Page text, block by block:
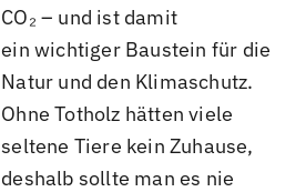
CO₂ – und ist damit
ein wichtiger Baustein für die
Natur und den Klimaschutz.
Ohne Totholz hätten viele
seltene Tiere kein Zuhause,
deshalb sollte man es nie